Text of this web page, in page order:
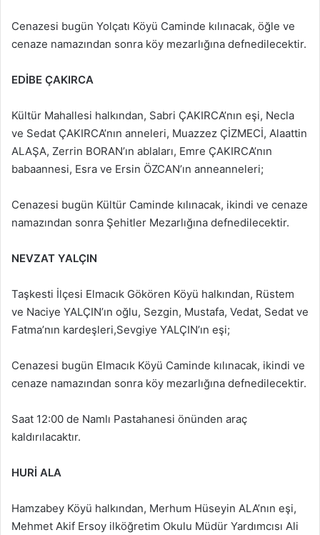
Cenazesi bugün Yolçatı Köyü Caminde kılınacak, öğle ve
cenaze namazından sonra köy mezarlığına defnedilecektir.
EDİBE ÇAKIRCA
Kültür Mahallesi halkından, Sabri ÇAKIRCA’nın eşi, Necla
ve Sedat ÇAKIRCA’nın anneleri, Muazzez ÇİZMECİ, Alaattin
ALAŞA, Zerrin BORAN’ın ablaları, Emre ÇAKIRCA’nın
babaannesi, Esra ve Ersin ÖZCAN’ın anneanneleri;
Cenazesi bugün Kültür Caminde kılınacak, ikindi ve cenaze
namazından sonra Şehitler Mezarlığına defnedilecektir.
NEVZAT YALÇIN
Taşkesti İlçesi Elmacık Gökören Köyü halkından, Rüstem
ve Naciye YALÇIN’ın oğlu, Sezgin, Mustafa, Vedat, Sedat ve
Fatma’nın kardeşleri,Sevgiye YALÇIN’ın eşi;
Cenazesi bugün Elmacık Köyü Caminde kılınacak, ikindi ve
cenaze namazından sonra köy mezarlığına defnedilecektir.
Saat 12:00 de Namlı Pastahanesi önünden araç
kaldırılacaktır.
HURİ ALA
Hamzabey Köyü halkından, Merhum Hüseyin ALA’nın eşi,
Mehmet Akif Ersoy ilköğretim Okulu Müdür Yardımcısı Ali